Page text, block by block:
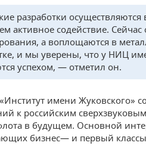
разработки
активное содействие.
а воплощаются в
и мы уверены, что у НИЦ
успехом, — отметил он.
имени Жуковского»
к российским
в будущем. Основной
бизнес— и первый